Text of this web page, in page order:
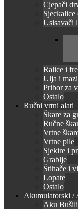
Cjepači
Sjeckalice
Usisavači
Ralice i
Ulja i
Pribor za
Ostalo
Ručni vrtni alati
Škare za
Ručne
Vrtne
Vrtne pile
Sjekire i
Grablje
Štihače i
Lopate
Ostalo
Akumulatorski /
Aku